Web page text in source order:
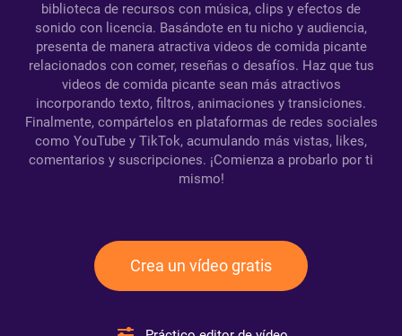
biblioteca de recursos con música, clips y efectos de
sonido con licencia. Basándote en tu nicho y audiencia,
presenta de manera atractiva videos de comida picante
relacionados con comer, reseñas o desafíos. Haz que tus
videos de comida picante sean más atractivos
incorporando texto, filtros, animaciones y transiciones.
Finalmente, compártelos en plataformas de redes sociales
como YouTube y TikTok, acumulando más vistas, likes,
comentarios y suscripciones. ¡Comienza a probarlo por ti
mismo!
Crea un vídeo gratis